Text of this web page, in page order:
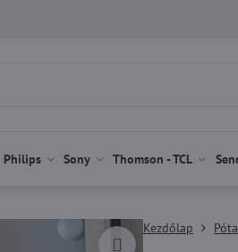
Philips Sony Thomson - TCL
Kezdőlap